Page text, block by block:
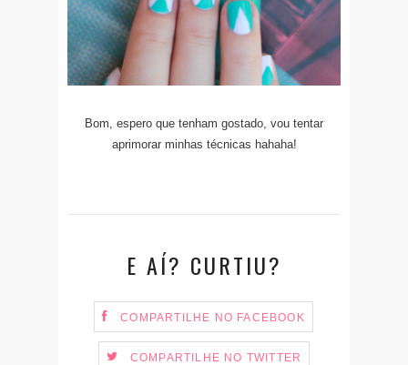
Bom, espero que tenham gostado, vou tentar
aprimorar minhas técnicas hahaha!
E AÍ? CURTIU?
COMPARTILHE NO FACEBOOK
COMPARTILHE NO TWITTER